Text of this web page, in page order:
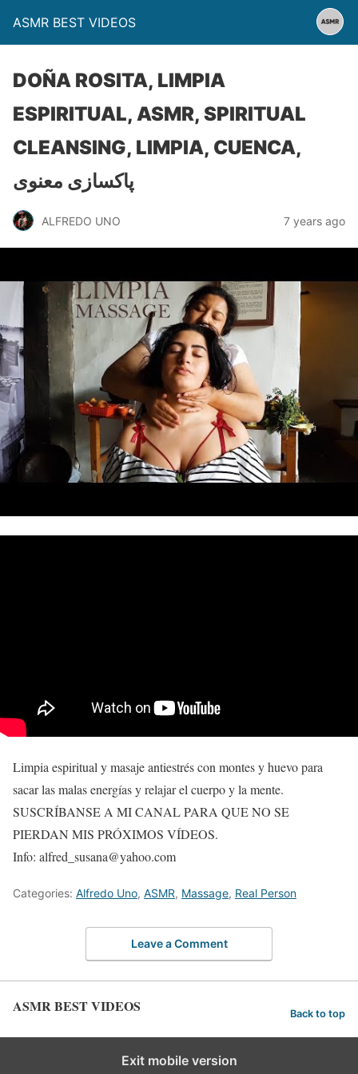
ASMR BEST VIDEOS
DOÑA ROSITA, LIMPIA
ESPIRITUAL, ASMR, SPIRITUAL
CLEANSING, LIMPIA, CUENCA,
پاکسازی معنوی
ALFREDO UNO 7 years ago
Limpia espiritual y masaje antiestrés con montes y huevo para
sacar las malas energías y relajar el cuerpo y la mente.
SUSCRÍBANSE A MI CANAL PARA QUE NO SE
PIERDAN MIS PRÓXIMOS VÍDEOS.
Info: alfred_susana@yahoo.com
Categories: Alfredo Uno, ASMR, Massage, Real Person
Leave a Comment
ASMR BEST VIDEOS Back to top
Exit mobile version